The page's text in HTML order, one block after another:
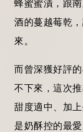
蜂蜜蜜漬，跟
酒的蔓越莓乾
來。
而曾深獲好評
不下來，這次
甜度適中、加
是奶酥控的最